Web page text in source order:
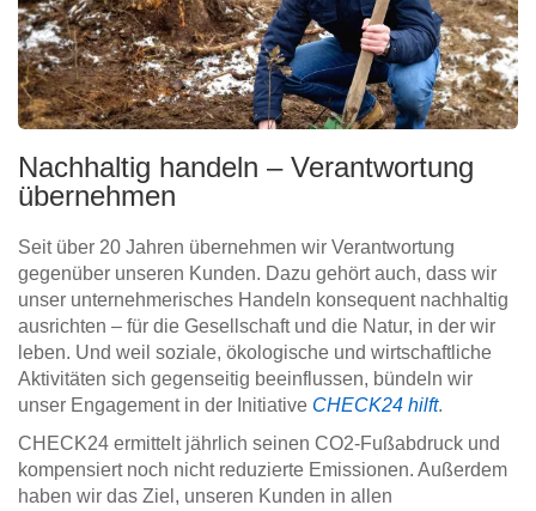
Nachhaltig handeln – Verantwortung
übernehmen
Seit über 20 Jahren übernehmen wir Verantwortung
gegenüber unseren Kunden. Dazu gehört auch, dass wir
unser unternehmerisches Handeln konsequent nachhaltig
ausrichten – für die Gesellschaft und die Natur, in der wir
leben. Und weil soziale, ökologische und wirtschaftliche
Aktivitäten sich gegenseitig beeinflussen, bündeln wir
unser Engagement in der Initiative CHECK24 hilft.
CHECK24 ermittelt jährlich seinen CO2-Fußabdruck und
kompensiert noch nicht reduzierte Emissionen. Außerdem
haben wir das Ziel, unseren Kunden in allen